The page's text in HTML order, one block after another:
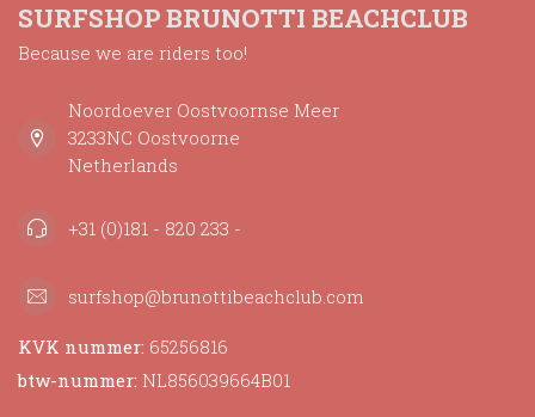
SURFSHOP BRUNOTTI BEACHCLUB
Because we are riders too!
Noordoever Oostvoornse Meer
3233NC Oostvoorne
Netherlands
+31 (0)181 - 820 233 -
surfshop@brunottibeachclub.com
KVK nummer: 65256816
btw-nummer: NL856039664B01